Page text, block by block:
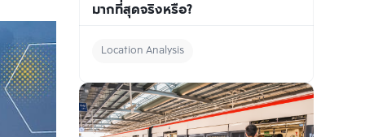
มากที่สุดจริงหรือ?
Location Analysis